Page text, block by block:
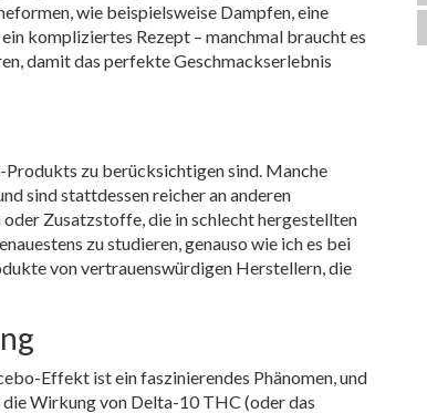
wie beispielsweise Dampfen, eine
kompliziertes Rezept – manchmal braucht es
damit das perfekte Geschmackserlebnis
Produkts zu berücksichtigen sind. Manche
sind stattdessen reicher an anderen
Zusatzstoffe, die in schlecht hergestellten
zu studieren, genauso wie ich es bei
von vertrauenswürdigen Herstellern, die
Effekt ist ein faszinierendes Phänomen, und
die Wirkung von Delta-10 THC (oder das